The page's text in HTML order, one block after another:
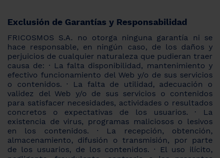
Exclusión de Garantías y Responsabilidad
FRICOSMOS S.A. no otorga ninguna garantía ni se
hace responsable, en ningún caso, de los daños y
perjuicios de cualquier naturaleza que pudieran traer
causa de: · La falta disponibilidad, mantenimiento y
efectivo funcionamiento del Web y/o de sus servicios
o contenidos. · La falta de utilidad, adecuación o
validez del Web y/o de sus servicios o contenidos
para satisfacer necesidades, actividades o resultados
concretos o expectativas de los usuarios. · La
existencia de virus, programas maliciosos o lesivos
en los contenidos. · La recepción, obtención,
almacenamiento, difusión o transmisión, por parte
de los usuarios, de los contenidos. · El uso ilícito,